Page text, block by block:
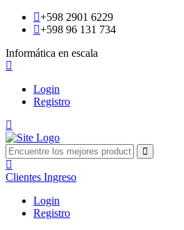
+598 2901 6229
+598 96 131 734
Informática en escala
Login
Registro
Clientes Ingreso
Login
Registro